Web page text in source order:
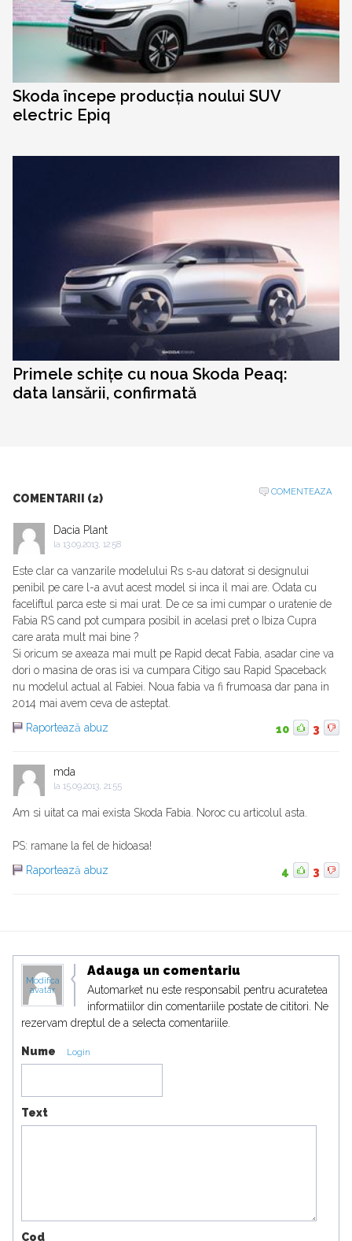
Skoda începe producția noului SUV
electric Epiq
Primele schițe cu noua Skoda Peaq:
data lansării, confirmată
COMENTARII (2)
COMENTEAZA
Dacia Plant
la 13.09.2013, 12:58
Este clar ca vanzarile modelului Rs s-au datorat si designului
penibil pe care l-a avut acest model si inca il mai are. Odata cu
faceliftul parca este si mai urat. De ce sa imi cumpar o uratenie de
Fabia RS cand pot cumpara posibil in acelasi pret o Ibiza Cupra
care arata mult mai bine ?
Si oricum se axeaza mai mult pe Rapid decat Fabia, asadar cine va
dori o masina de oras isi va cumpara Citigo sau Rapid Spaceback
nu modelul actual al Fabiei. Noua fabia va fi frumoasa dar pana in
2014 mai avem ceva de asteptat.
Raportează abuz
10 3
mda
la 15.09.2013, 21:55
Am si uitat ca mai exista Skoda Fabia. Noroc cu articolul asta.
PS: ramane la fel de hidoasa!
Raportează abuz
4 3
Modifica
avatar
Adauga un comentariu
Automarket nu este responsabil pentru acuratetea
informatiilor din comentariile postate de cititori. Ne
rezervam dreptul de a selecta comentariile.
Nume Login
Text
Cod